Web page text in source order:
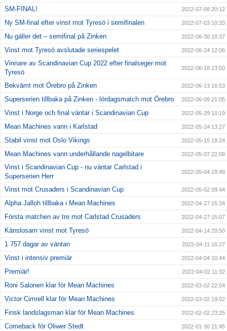
SM-FINAL! 2022-07-08 20:12
Ny SM-final efter vinst mot Tyresö i semifinalen 2022-07-03 10:33
Nu gäller det – semifinal på Zinken 2022-06-30 18:37
Vinst mot Tyresö avslutade seriespelet 2022-06-24 12:06
Vinnare av Scandinavian Cup 2022 efter finalseger mot
Tyresö
2022-06-18 23:50
Bekvämt mot Örebro på Zinken 2022-06-13 16:53
Superserien tillbaka på Zinken - lördagsmatch mot Örebro 2022-06-09 21:05
Vinst i Norge och final väntar i Scandinavian Cup 2022-05-29 10:19
Mean Machines vann i Karlstad 2022-05-24 13:27
Stabil vinst mot Oslo Vikings 2022-05-15 18:24
Mean Machines vann underhållande nagelbitare 2022-05-07 22:09
Vinst i Scandinavian Cup - nu väntar Carlstad i
Superserien Herr
2022-05-04 18:49
Vinst mot Crusaders i Scandinavian Cup 2022-05-02 09:44
Alpha Jalloh tillbaka i Mean Machines 2022-04-27 15:34
Första matchen av tre mot Carlstad Crusaders 2022-04-27 15:07
Känslosam vinst mot Tyresö 2022-04-14 20:50
1 757 dagar av väntan 2022-04-11 16:27
Vinst i intensiv premiär 2022-04-04 10:44
Premiär! 2022-04-02 11:32
Roni Salonen klar för Mean Machines 2022-03-02 22:04
Victor Cimrell klar för Mean Machines 2022-03-02 19:02
Finsk landslagsman klar för Mean Machines 2022-02-02 23:25
Comeback för Oliwer Stedt 2022-01-30 21:45